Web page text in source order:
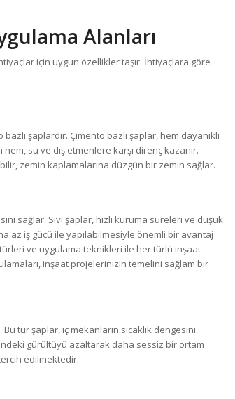
Alanları
için uygun özellikler taşır. İhtiyaçlara göre
şaplardır. Çimento bazlı şaplar, hem dayanıklı
nem, su ve dış etmenlere karşı direnç kazanır.
zemin kaplamalarına düzgün bir zemin sağlar.
sağlar. Sıvı şaplar, hızlı kuruma süreleri ve düşük
az iş gücü ile yapılabilmesiyle önemli bir avantaj
ve uygulama teknikleri ile her türlü inşaat
inşaat projelerinizin temelini sağlam bir
tür şaplar, iç mekanların sıcaklık dengesini
gürültüyü azaltarak daha sessiz bir ortam
edilmektedir.